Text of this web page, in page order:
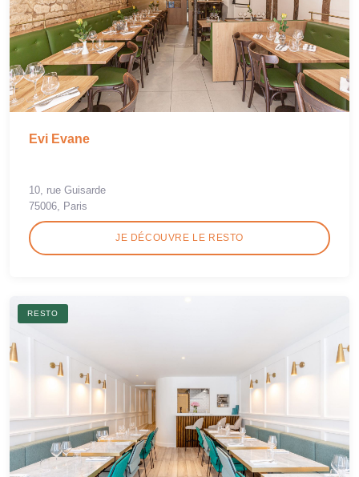
Evi Evane
10, rue Guisarde
75006, Paris
JE DÉCOUVRE LE RESTO
RESTO